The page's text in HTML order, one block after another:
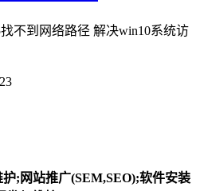
不到网络路径 解决win10系统访
;网站推广(SEM,SEO);软件安装